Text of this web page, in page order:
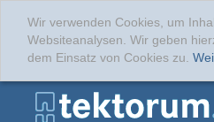
Wir verwenden Cookies, um
Websiteanalysen. Wir geben
dem Einsatz von Cookies zu.